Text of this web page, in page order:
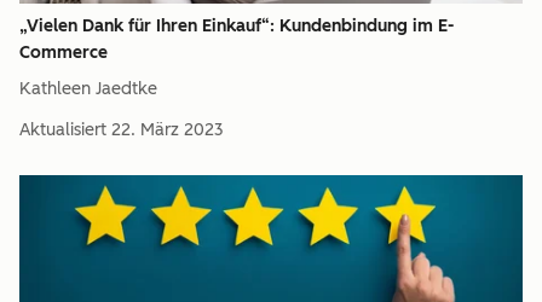
„Vielen Dank für Ihren Einkauf“: Kundenbindung im E-
Commerce
Kathleen Jaedtke
Aktualisiert 22. März 2023